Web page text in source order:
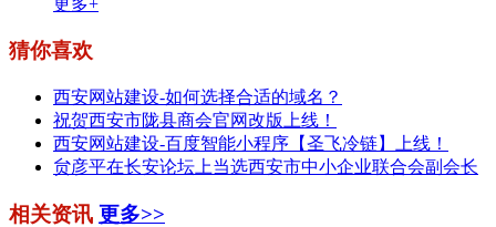
猜你喜欢
西安网站建设-如何选择合适的域名？
祝贺西安市陇县商会官网改版上线！
西安网站建设-百度智能小程序【圣飞冷链】上线！
贠彦平在长安论坛上当选西安市中小企业联合会副会长
相关资讯 更多>>